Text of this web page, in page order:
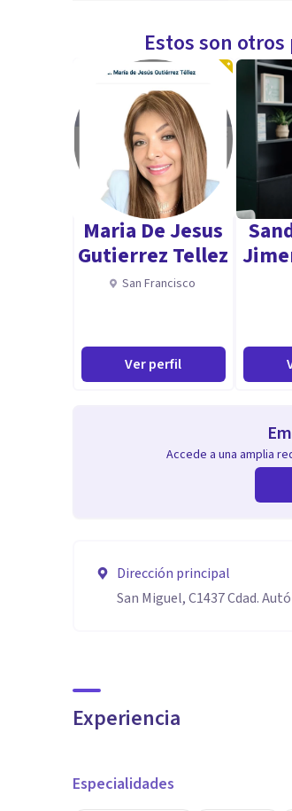
Estos son
Maria De Jesus
Gutierrez Tellez
San Francisco
Ver perfil
Accede a una amplia
Dirección principal
San Miguel, C1437 Cdad.
Experiencia
Especialidades